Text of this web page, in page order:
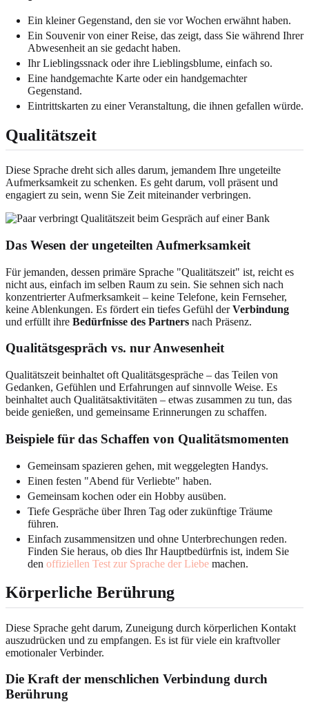
Ein kleiner Gegenstand, den sie vor Wochen erwähnt haben.
Ein Souvenir von einer Reise, das zeigt, dass Sie während Ihrer
Abwesenheit an sie gedacht haben.
Ihr Lieblingssnack oder ihre Lieblingsblume, einfach so.
Eine handgemachte Karte oder ein handgemachter
Gegenstand.
Eintrittskarten zu einer Veranstaltung, die ihnen gefallen würde.
Qualitätszeit
Diese Sprache dreht sich alles darum, jemandem Ihre ungeteilte
Aufmerksamkeit zu schenken. Es geht darum, voll präsent und
engagiert zu sein, wenn Sie Zeit miteinander verbringen.
Das Wesen der ungeteilten Aufmerksamkeit
Für jemanden, dessen primäre Sprache "Qualitätszeit" ist, reicht es
nicht aus, einfach im selben Raum zu sein. Sie sehnen sich nach
konzentrierter Aufmerksamkeit – keine Telefone, kein Fernseher,
keine Ablenkungen. Es fördert ein tiefes Gefühl derVerbindung
und erfüllt ihre Bedürfnisse des Partners nach Präsenz.
Qualitätsgespräch vs. nur Anwesenheit
Qualitätszeit beinhaltet oft Qualitätsgespräche – das Teilen von
Gedanken, Gefühlen und Erfahrungen auf sinnvolle Weise. Es
beinhaltet auch Qualitätsaktivitäten – etwas zusammen zu tun, das
beide genießen, und gemeinsame Erinnerungen zu schaffen.
Beispiele für das Schaffen von Qualitätsmomenten
Gemeinsam spazieren gehen, mit weggelegten Handys.
Einen festen "Abend für Verliebte" haben.
Gemeinsam kochen oder ein Hobby ausüben.
Tiefe Gespräche über Ihren Tag oder zukünftige Träume
führen.
Einfach zusammensitzen und ohne Unterbrechungen reden.
Finden Sie heraus, ob dies Ihr Hauptbedürfnis ist, indem Sie
den offiziellen Test zur Sprache der Liebe machen.
Körperliche Berührung
Diese Sprache geht darum, Zuneigung durch körperlichen Kontakt
auszudrücken und zu empfangen. Es ist für viele ein kraftvoller
emotionaler Verbinder.
Die Kraft der menschlichen Verbindung durch
Berührung